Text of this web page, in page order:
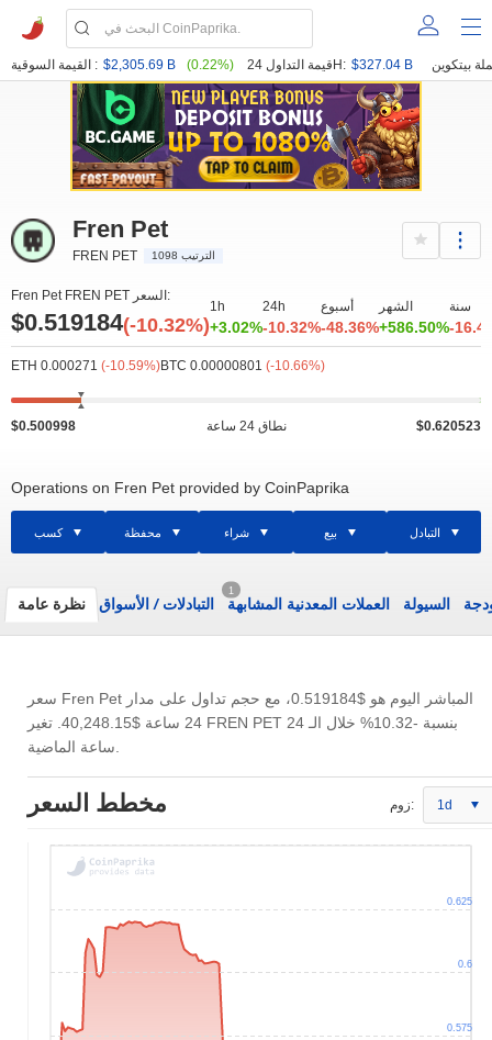
القيمة السوقية : $2,305.69 B (0.22%) قيمة التداول 24H: $327.04 B
Fren Pet
FREN PET الترتيب 1098
Fren Pet FREN PET السعر:
$0.519184(-10.32%)
1h
+3.02%
24h
-10.32%
أسبوع
-48.36%
الشهر
+586.50%
سنة
-
ETH 0.000271 (-10.59%)BTC 0.00000801 (-10.66%)
$0.500998 نطاق 24 ساعة $0.620523
Operations on Fren Pet provided by CoinPaprika
كسب محفظة شراء بيع التبادل
نظرة عامة التبادلات/ الأسواق
1
العملات المعدنية المشابهة السيولة
سعر Fren Pet المباشر اليوم هو $0.519184
، مع حجم تداول على مدار
24 ساعة
$40,248.15
. تغير FREN PET بنسبة -10.32% خلال الـ 24
مخطط السعر زوم: 1d
0.575
0.6
0.625